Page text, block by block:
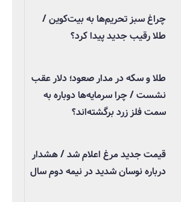
چراغ سبز تحریم‌ها به بیت‌کوین /
طلا رقیب جدید پیدا کرد؟
طلا و سکه در مدار صعود؛ دلار عقب
نشست / چرا سرمایه‌ها دوباره به
سمت فلز زرد برگشته‌اند؟
قیمت جدید مرغ اعلام شد / هشدار
درباره نوسان شدید در نیمه دوم سال